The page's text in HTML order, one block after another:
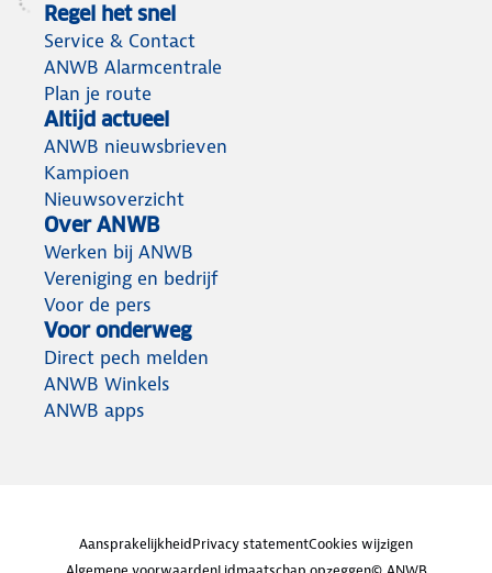
Regel het snel
Service & Contact
ANWB Alarmcentrale
Plan je route
Altijd actueel
ANWB nieuwsbrieven
Kampioen
Nieuwsoverzicht
Over ANWB
Werken bij ANWB
Vereniging en bedrijf
Voor de pers
Voor onderweg
Direct pech melden
ANWB Winkels
ANWB apps
AansprakelijkheidPrivacy statementCookies wijzigen